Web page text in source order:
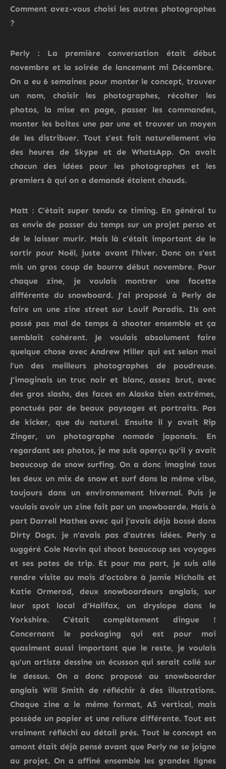
Comment avez-vous choisi les autres photographes
?
Perly : La première conversation était début
novembre et la soirée de lancement mi Décembre.
On a eu 6 semaines pour monter le concept, trouver
un nom, choisir les photographes, récolter les
photos, la mise en page, passer les commandes,
monter les boites une par une et trouver un moyen
de les distribuer. Tout s’est fait naturellement via
des heures de Skype et de WhatsApp. On avait
chacun des idées pour les photographes et les
premiers à qui on a demandé étaient chauds.
Matt : C’était super tendu ce timing. En général tu
as envie de passer du temps sur un projet perso et
de le laisser murir. Mais là c’était important de le
sortir pour Noël, juste avant l’hiver. Donc on s’est
mis un gros coup de bourre début novembre. Pour
chaque zine, je voulais montrer une facette
différente du snowboard. J’ai proposé à Perly de
faire un une zine street sur Louif Paradis. Ils ont
passé pas mal de temps à shooter ensemble et ça
semblait cohérent. Je voulais absolument faire
quelque chose avec Andrew Miller qui est selon moi
l’un des meilleurs photographes de poudreuse.
J’imaginais un truc noir et blanc, assez brut, avec
des gros slashs, des faces en Alaska bien extrêmes,
ponctués par de beaux paysages et portraits. Pas
de kicker, que du naturel. Ensuite il y avait Rip
Zinger, un photographe nomade japonais. En
regardant ses photos, je me suis aperçu qu’il y avait
beaucoup de snow surfing. On a donc imaginé tous
les deux un mix de snow et surf dans la même vibe,
toujours dans un environnement hivernal. Puis je
voulais avoir un zine fait par un snowboarde. Mais à
part Darrell Mathes avec qui j’avais déjà bossé dans
Dirty Dogs, je n’avais pas d’autres idées. Perly a
suggéré Cole Navin qui shoot beaucoup ses voyages
et ses potes de trip. Et pour ma part, je suis allé
rendre visite au mois d’octobre à Jamie Nicholls et
Katie Ormerod, deux snowboardeurs anglais, sur
leur spot local d’Halifax, un dryslope dans le
Yorkshire. C’était complètement dingue !
Concernant le packaging qui est pour moi
quasiment aussi important que le reste, je voulais
qu’un artiste dessine un écusson qui serait collé sur
le dessus. On a donc proposé au snowboarder
anglais Will Smith de réfléchir à des illustrations.
Chaque zine a le même format, A5 vertical, mais
possède un papier et une reliure différente. Tout est
vraiment réfléchi au détail prés. Tout le concept en
amont était déjà pensé avant que Perly ne se joigne
au projet. On a affiné ensemble les grandes lignes